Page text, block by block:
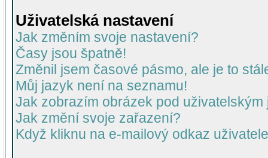
Uživatelská nastavení
Jak změním svoje nastavení?
Časy jsou špatně!
Změnil jsem časové pásmo, ale je to
Můj jazyk není na seznamu!
Jak zobrazím obrázek pod uživatelským
Jak změní svoje zařazení?
Když kliknu na e-mailový odkaz